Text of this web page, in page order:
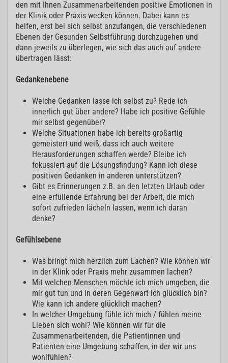
den mit Ihnen Zusammenarbeitenden positive Emotionen in
der Klinik oder Praxis wecken können. Dabei kann es
helfen, erst bei sich selbst anzufangen, die verschiedenen
Ebenen der Gesunden Selbstführung durchzugehen und
dann jeweils zu überlegen, wie sich das auch auf andere
übertragen lässt:
Gedankenebene
Welche Gedanken lasse ich selbst zu? Rede ich
innerlich gut über andere? Habe ich positive Gefühle
mir selbst gegenüber?
Welche Situationen habe ich bereits großartig
gemeistert und weiß, dass ich auch weitere
Herausforderungen schaffen werde? Bleibe ich
fokussiert auf die Lösungsfindung? Kann ich diese
positiven Gedanken in anderen unterstützen?
Gibt es Erinnerungen z.B. an den letzten Urlaub oder
eine erfüllende Erfahrung bei der Arbeit, die mich
sofort zufrieden lächeln lassen, wenn ich daran
denke?
Gefühlsebene
Was bringt mich herzlich zum Lachen? Wie können wir
in der Klink oder Praxis mehr zusammen lachen?
Mit welchen Menschen möchte ich mich umgeben, die
mir gut tun und in deren Gegenwart ich glücklich bin?
Wie kann ich andere glücklich machen?
In welcher Umgebung fühle ich mich / fühlen meine
Lieben sich wohl? Wie können wir für die
Zusammenarbeitenden, die Patientinnen und
Patienten eine Umgebung schaffen, in der wir uns
wohlfühlen?